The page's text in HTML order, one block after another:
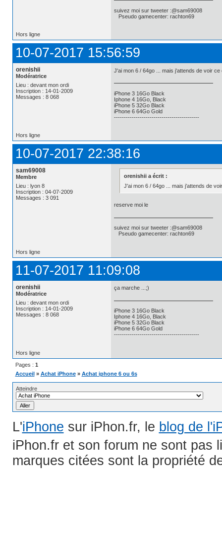
suivez moi sur tweeter :@sam69008
Pseudo gamecenter: rachton69
Hors ligne
10-07-2017 15:56:59
orenishii
Modératrice
Lieu : devant mon ordi
Inscription : 14-01-2009
Messages : 8 068
J'ai mon 6 / 64go ... mais j'attends de voir ce
iPhone 3 16Go Black
Iphone 4 16Go, Black
iPhone 5 32Go Black
iPhone 6 64Go Gold
-------------------------------------------
Hors ligne
10-07-2017 22:38:16
sam69008
Membre
Lieu : lyon 8
Inscription : 04-07-2009
Messages : 3 091
orenishii a écrit :
J'ai mon 6 / 64go ... mais j'attends de
reserve moi le
suivez moi sur tweeter :@sam69008
Pseudo gamecenter: rachton69
Hors ligne
11-07-2017 11:09:08
orenishii
Modératrice
Lieu : devant mon ordi
Inscription : 14-01-2009
Messages : 8 068
ça marche ...;)
iPhone 3 16Go Black
Iphone 4 16Go, Black
iPhone 5 32Go Black
iPhone 6 64Go Gold
-------------------------------------------
Hors ligne
Pages : 1
Accueil » Achat iPhone » Achat iphone 6 ou 6s
Atteindre
L'iPhone sur iPhon.fr, le blog de
iPhon.fr et son forum ne sont pas
marques citées sont la propriété